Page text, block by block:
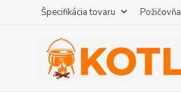
Špecifikácia tovaru Požičovňa